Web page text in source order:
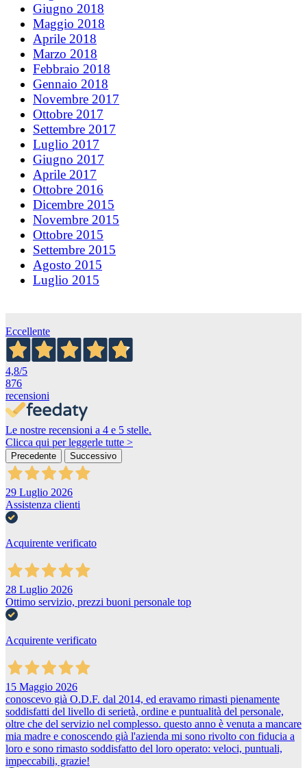
Giugno 2018
Maggio 2018
Aprile 2018
Marzo 2018
Febbraio 2018
Gennaio 2018
Novembre 2017
Ottobre 2017
Settembre 2017
Luglio 2017
Giugno 2017
Aprile 2017
Ottobre 2016
Dicembre 2015
Novembre 2015
Ottobre 2015
Settembre 2015
Agosto 2015
Luglio 2015
Eccellente
4,8/5
876
recensioni
Le nostre recensioni a 4 e 5 stelle.
Clicca qui per leggerle tutte >
Precedente Successivo
29 Luglio 2026
Assistenza clienti
Acquirente verificato
28 Luglio 2026
Ottimo servizio, prezzi buoni personale top
Acquirente verificato
15 Maggio 2026
conoscevo già O.D.F. dal 2014, ed eravamo rimasti pienamente
soddisfatti del livello di serietà, ordine e puntualità del personale,
oltre che del servizio nel complesso. questo anno è venuta a mancare
mia madre e conoscendo già l'azienda mi sono rivolto con fiducia a
loro e sono rimasto soddisfatto del loro operato: veloci, puntuali,
impeccabili, grazie!